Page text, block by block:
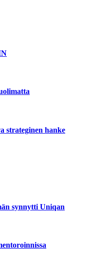
strateginen hanke
synnytti Uniqan